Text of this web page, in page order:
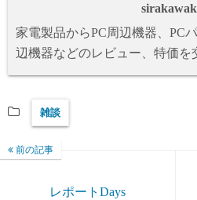
家電製品からPC周辺機器、PC
辺機器などのレビュー、特価を
雑談
前の記事
レポートDays